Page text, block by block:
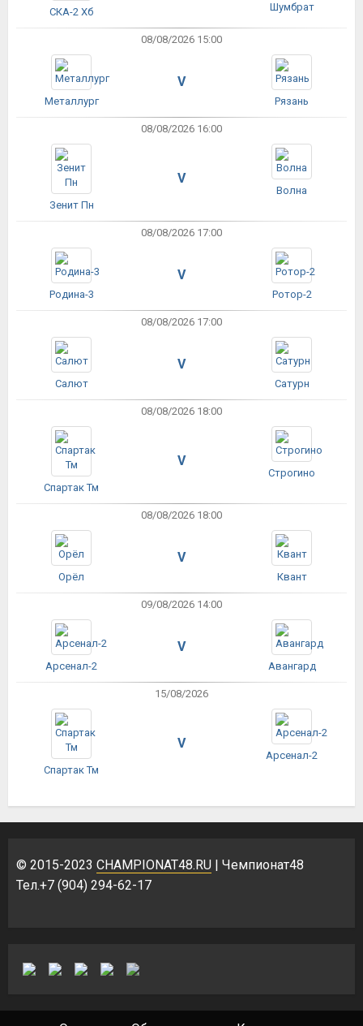
СКА-2 Хб Шумбрат
08/08/2026 15:00
Металлург
V
Рязань
08/08/2026 16:00
Зенит Пн
V
Волна
08/08/2026 17:00
Родина-3
V
Ротор-2
08/08/2026 17:00
Салют
V
Сатурн
08/08/2026 18:00
Спартак Тм
V
Строгино
08/08/2026 18:00
Орёл
V
Квант
09/08/2026 14:00
Арсенал-2
V
Авангард
15/08/2026
Спартак Тм
V
Арсенал-2
© 2015-2023 CHAMPIONAT48.RU | Чемпионат48
Тел.+7 (904) 294-62-17